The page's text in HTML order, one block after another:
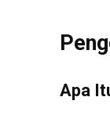
Apa